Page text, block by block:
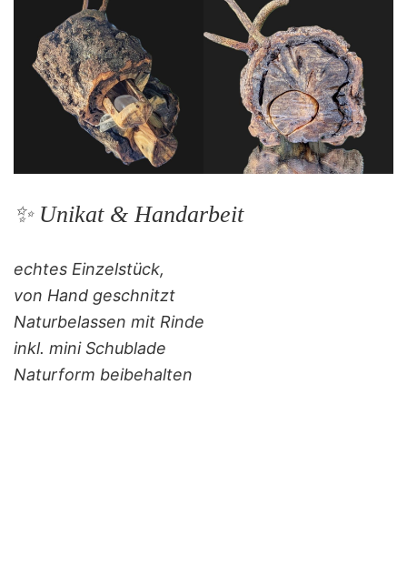
✨ Unikat & Handarbeit
echtes Einzelstück,
von Hand geschnitzt
Naturbelassen mit Rinde
inkl. mini Schublade
Naturform beibehalten